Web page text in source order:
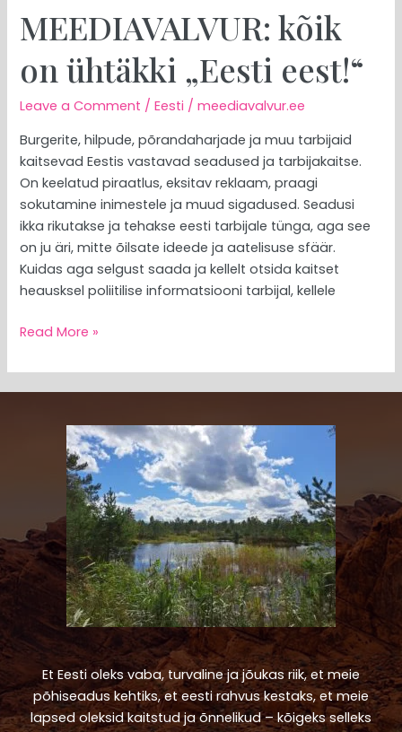
MEEDIAVALVUR: kõik
on ühtäkki „Eesti eest!“
Leave a Comment /Eesti /meediavalvur.ee
Burgerite, hilpude, põrandaharjade ja muu tarbijaid
kaitsevad Eestis vastavad seadused ja tarbijakaitse.
On keelatud piraatlus, eksitav reklaam, praagi
sokutamine inimestele ja muud sigadused. Seadusi
ikka rikutakse ja tehakse eesti tarbijale tünga, aga see
on ju äri, mitte õilsate ideede ja aatelisuse sfäär.
Kuidas aga selgust saada ja kellelt otsida kaitset
heausksel poliitilise informatsiooni tarbijal, kellele
Read More »
Et Eesti oleks vaba, turvaline ja jõukas riik, et meie
põhiseadus kehtiks, et eesti rahvus kestaks, et meie
lapsed oleksid kaitstud ja õnnelikud – kõigeks selleks